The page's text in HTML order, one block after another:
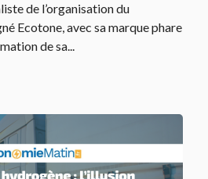
de l’organisation du
Ecotone, avec sa marque phare
de sa...